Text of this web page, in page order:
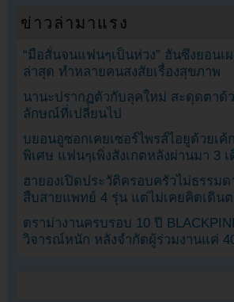
ข่าวล่ามาแรง
“มือสั่นจนแฟนๆเป็นห่วง” ฮันซึงยอนเ
ล่าสุด ทำหลายคนสงสัยเรื่องสุขภาพ
นานะปรากฏตัวกับลุคใหม่ สะดุดตาด้
ลักษณ์ที่เปลี่ยนไป
บยอนอูซอกเคยเซอร์ไพรส์ไอยูด้วยเค้
พิเศษ แฟนๆเพิ่งสังเกตหลังผ่านมา 3
ฮายองเปิดประวัติครอบครัวไม่ธรรมด
สืบสายแพทย์ 4 รุ่น แต่ไม่เคยคิดเดิน
ดราม่างานครบรอบ 10 ปี
วิจารณ์หนัก หลังจำกัดผู้ร่วมงานแค่